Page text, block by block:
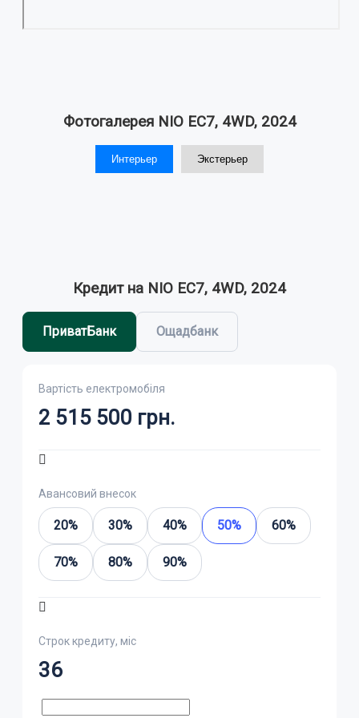
Фотогалерея NIO EC7, 4WD, 2024
Интерьер Экстерьер
Кредит на NIO EC7, 4WD, 2024
ПриватБанк Ощадбанк
Вартість електромобіля
2 515 500 грн.
Авансовий внесок
20% 30% 40% 50% 60%
70% 80% 90%
Строк кредиту, міс
36